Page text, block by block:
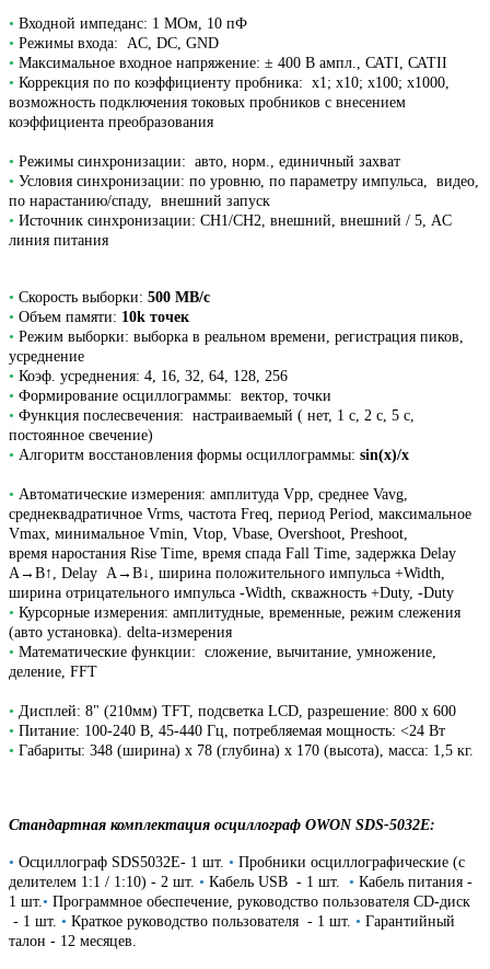
• Входной импеданс: 1 МОм, 10 пФ
• Режимы входа: AC, DC, GND
• Максимальное входное напряжение: ± 400 В ампл., САТI, САТII
• Коррекция по по коэффициенту пробника: х1; х10; х100; х1000,
возможность подключения токовых пробников с внесением
коэффициента преобразования
• Режимы синхронизации: авто, норм., единичный захват
• Условия синхронизации: по уровню, по параметру импульса, видео,
по нарастанию/спаду, внешний запуск
• Источник синхронизации: СН1/CH2, внешний, внешний / 5, AC
линия питания
• Скорость выборки: 500 МВ/с
• Объем памяти: 10k точек
• Режим выборки: выборка в реальном времени, регистрация пиков,
усреднение
• Коэф. усреднения: 4, 16, 32, 64, 128, 256
• Формирование осциллограммы: вектор, точки
• Функция послесвечения: настраиваемый ( нет, 1 с, 2 с, 5 с,
постоянное свечение)
• Алгоритм восстановления формы осциллограммы: sin(x)/x
• Автоматические измерения: амплитуда Vpp, среднее Vavg,
среднеквадратичное Vrms, частота Freq, период Period, максимальное
Vmax, минимальное Vmin, Vtop, Vbase, Overshoot, Preshoot,
время наростания Rise Time, время спада Fall Time, задержка Delay
A→B↑, Delay A→B↓, ширина положительного импульса +Width,
ширина отрицательного импульса -Width, скважность +Duty, -Duty
• Курсорные измерения: амплитудные, временные, режим слежения
(авто установка). delta-измерения
• Математические функции: сложение, вычитание, умножение,
деление, FFT
• Дисплей: 8" (210мм) TFT, подсветка LCD, разрешение: 800 х 600
• Питание: 100-240 В, 45-440 Гц, потребляемая мощность: <24 Вт
• Габариты: 348 (ширина) х 78 (глубина) х 170 (высота), масса: 1,5 кг.
Стандартная комплектация осциллограф OWON SDS-5032E:
• Осциллограф SDS5032E- 1 шт. • Пробники осциллографические (с
делителем 1:1 / 1:10) - 2 шт. • Кабель USB - 1 шт. • Кабель питания -
1 шт.• Программное обеспечение, руководство пользователя CD-диск
- 1 шт. • Краткое руководство пользователя - 1 шт. • Гарантийный
талон - 12 месяцев.